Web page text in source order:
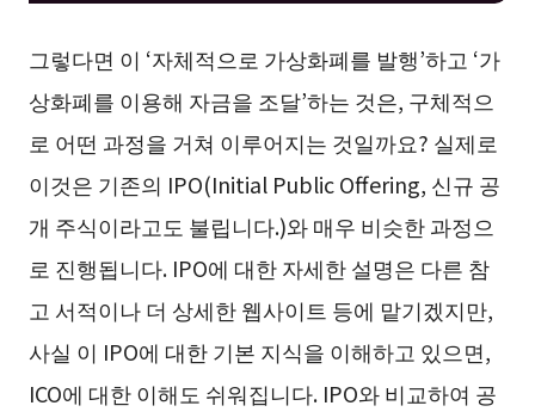
그렇다면 이 ‘자체적으로 가상화폐를 발행’하고 ‘가
상화폐를 이용해 자금을 조달’하는 것은, 구체적으
로 어떤 과정을 거쳐 이루어지는 것일까요? 실제로
이것은 기존의 IPO(Initial Public Offering, 신규 공
개 주식이라고도 불립니다.)와 매우 비슷한 과정으
로 진행됩니다. IPO에 대한 자세한 설명은 다른 참
고 서적이나 더 상세한 웹사이트 등에 맡기겠지만,
사실 이 IPO에 대한 기본 지식을 이해하고 있으면,
ICO에 대한 이해도 쉬워집니다. IPO와 비교하여 공